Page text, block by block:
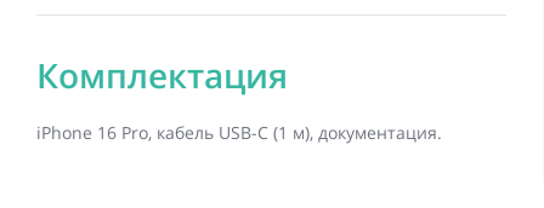
Комплектация
iPhone 16 Pro, кабель USB-C (1 м), документация.